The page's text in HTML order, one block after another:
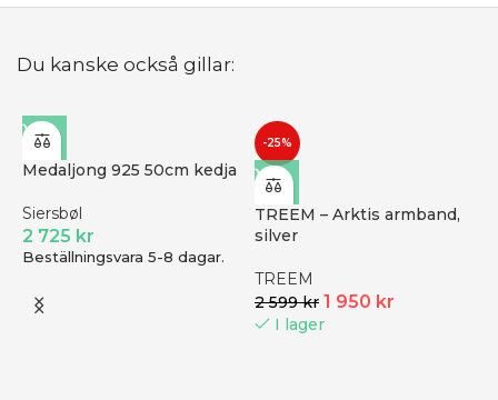
Du kanske också gillar:
Medaljong 925 50cm kedja
Siersbøl
2 725 kr
Beställningsvara 5-8 dagar.
-25%
TREEM – Arktis armband,
silver
TREEM
2 599kr 1 950 kr
I lager